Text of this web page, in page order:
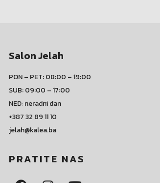
Salon Jelah
PON – PET: 08:00 – 19:00
SUB: 09:00 – 17:00
NED: neradni dan
+387 32 89 11 10
jelah@kalea.ba
PRATITE NAS